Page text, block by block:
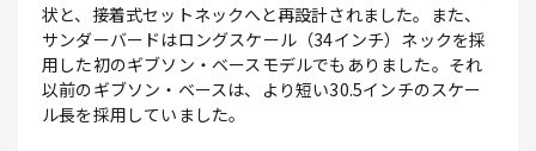
状と、接着式セットネックへと再設計されました。また、
サンダーバードはロングスケール（34インチ）ネックを採
用した初のギブソン・ベースモデルでもありました。それ
以前のギブソン・ベースは、より短い30.5インチのスケー
ル長を採用していました。